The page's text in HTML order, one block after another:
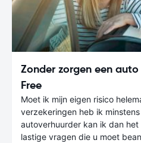
Zonder zorgen een
Free
Moet ik mijn eigen risico
verzekeringen heb ik
autoverhuurder kan ik dan
lastige vragen die u moet